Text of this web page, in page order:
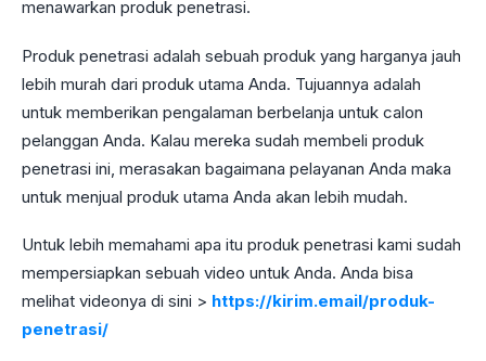
menawarkan produk penetrasi.
Produk penetrasi adalah sebuah produk yang harganya jauh
lebih murah dari produk utama Anda. Tujuannya adalah
untuk memberikan pengalaman berbelanja untuk calon
pelanggan Anda. Kalau mereka sudah membeli produk
penetrasi ini, merasakan bagaimana pelayanan Anda maka
untuk menjual produk utama Anda akan lebih mudah.
Untuk lebih memahami apa itu produk penetrasi kami sudah
mempersiapkan sebuah video untuk Anda. Anda bisa
melihat videonya di sini > https://kirim.email/produk-
penetrasi/